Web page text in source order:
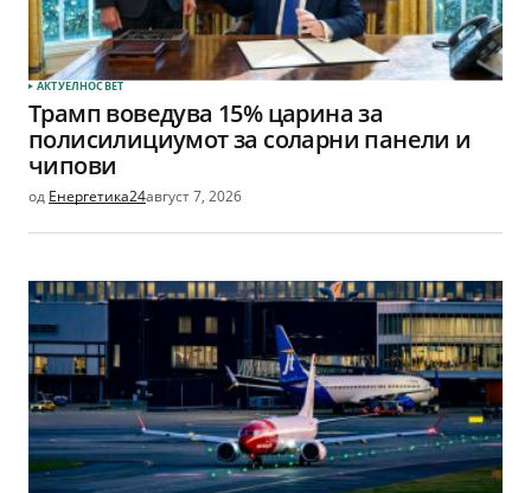
АКТУЕЛНОСВЕТ
Трамп воведува 15% царина за
полисилициумот за соларни панели и
чипови
од Енергетика24август 7, 2026